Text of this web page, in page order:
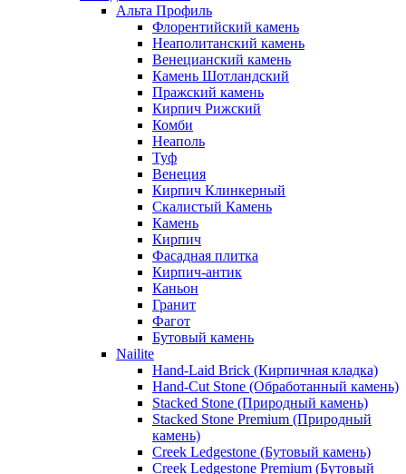
Альта Профиль
Флорентийский камень
Неаполитанский камень
Венецианский камень
Камень Шотландский
Пражский камень
Кирпич Рижский
Комби
Неаполь
Туф
Венеция
Кирпич Клинкерный
Скалистый Камень
Камень
Кирпич
Фасадная плитка
Кирпич-антик
Каньон
Гранит
Фагот
Бутовый камень
Nailite
Hand-Laid Brick (Кирпичная кладка)
Hand-Cut Stone (Обработанный камень)
Stacked Stone (Природный камень)
Stacked Stone Premium (Природный
камень)
Creek Ledgestone (Бутовый камень)
Creek Ledgestone Premium (Бутовый